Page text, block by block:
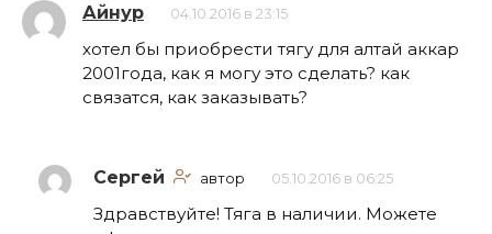
Айнур 04.10.2016 в 23:15
хотел бы приобрести тягу для алтай аккар
2001года, как я могу это сделать? как
связатся, как заказывать?
Сергей автор 05.10.2016 в 06:25
Здравствуйте! Тяга в наличии. Можете